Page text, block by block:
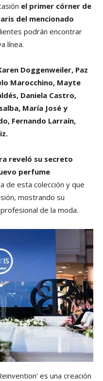
el primer córner de
del mencionado
podrán encontrar
línea.
Doggenweiler, Paz
Marocchino, Mayte
Daniela Castro,
María José y
Fernando Larraín,
reveló su secreto
perfume
de esta colección y que
mostrando su
de la moda.
es una creación